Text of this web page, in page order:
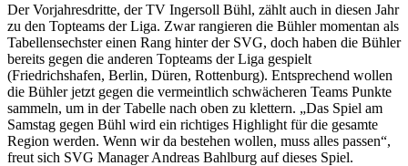
Der Vorjahresdritte, der TV Ingersoll Bühl, zählt auch in diesen Jahr
zu den Topteams der Liga. Zwar rangieren die Bühler momentan als
Tabellensechster einen Rang hinter der SVG, doch haben die Bühler
bereits gegen die anderen Topteams der Liga gespielt
(Friedrichshafen, Berlin, Düren, Rottenburg). Entsprechend wollen
die Bühler jetzt gegen die vermeintlich schwächeren Teams Punkte
sammeln, um in der Tabelle nach oben zu klettern. „Das Spiel am
Samstag gegen Bühl wird ein richtiges Highlight für die gesamte
Region werden. Wenn wir da bestehen wollen, muss alles passen“,
freut sich SVG Manager Andreas Bahlburg auf dieses Spiel.